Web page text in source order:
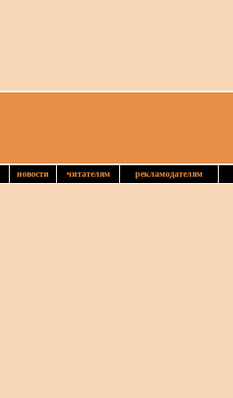
новости читателям рекламодателям